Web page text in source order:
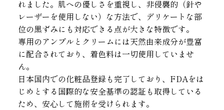
れました。肌への優しさを重視し、非侵襲的（針や
レーザーを使用しない）な方法で、デリケートな部
位の黒ずみにも対応できる点が大きな特徴です。
専用のアンプルとクリームには天然由来成分が豊富
に配合されており、着色料は一切使用していませ
ん。
日本国内での化粧品登録も完了しており、FDAをは
じめとする国際的な安全基準の認証も取得している
ため、安心して施術を受けられます。